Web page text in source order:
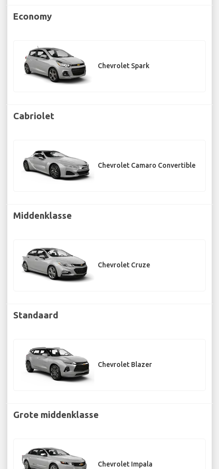
Economy
Chevrolet Spark
Cabriolet
Chevrolet Camaro Convertible
Middenklasse
Chevrolet Cruze
Standaard
Chevrolet Blazer
Grote middenklasse
Chevrolet Impala